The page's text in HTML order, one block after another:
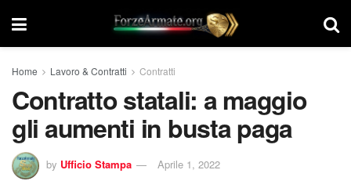
Home Lavoro & Contratti Contratti
Contratto statali: a maggio
gli aumenti in busta paga
by Ufficio Stampa Aprile 1, 2022